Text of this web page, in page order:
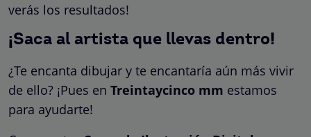
verás los resultados!
¡Saca al artista que llevas dentro!
¿Te encanta dibujar y te encantaría aún más vivir
de ello? ¡Pues en Treintaycinco mm estamos
para ayudarte!